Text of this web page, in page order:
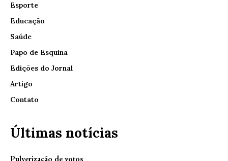
Esporte
Educação
Saúde
Papo de Esquina
Edições do Jornal
Artigo
Contato
Últimas notícias